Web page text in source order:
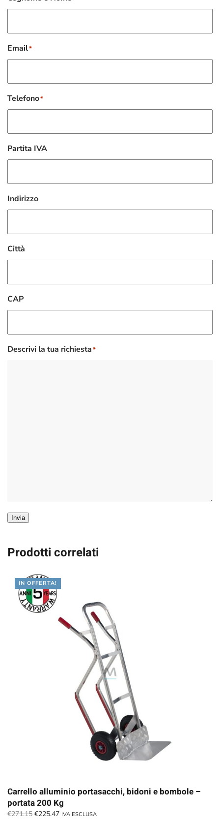
Email*
Telefono*
Partita IVA
Indirizzo
Città
CAP
Descrivi la tua richiesta*
Invia
Prodotti correlati
IN OFFERTA!
Carrello alluminio portasacchi, bidoni e bombole –
portata 200 Kg
€271.15 Il
€225.47IlIVA ESCLUSA